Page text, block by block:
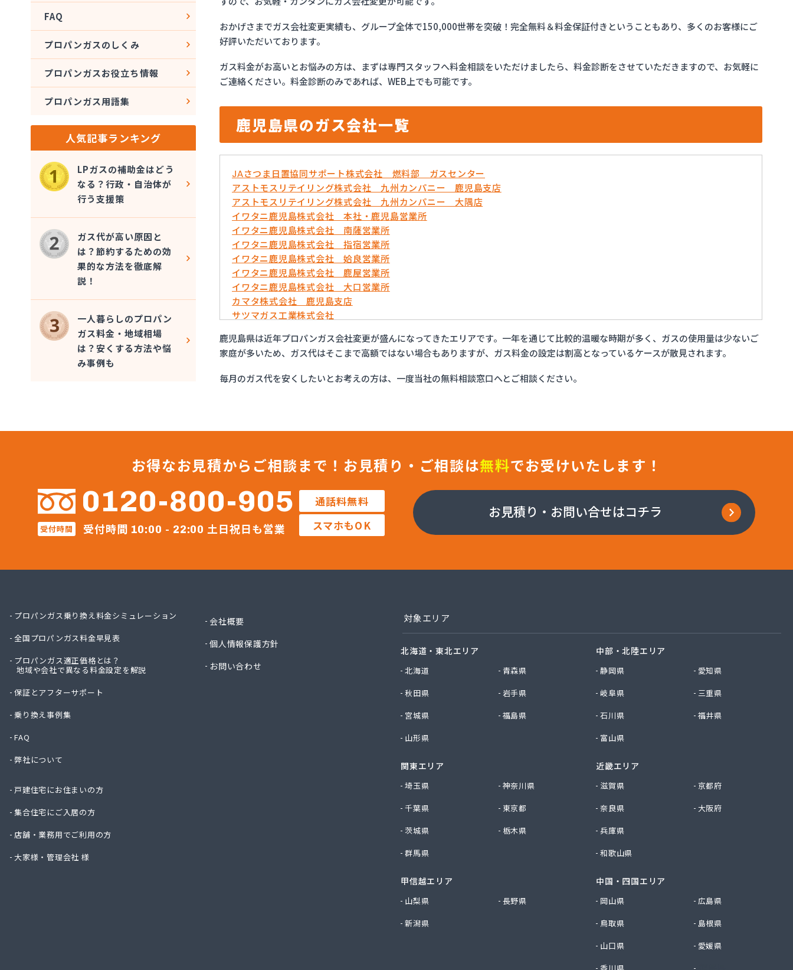
おかげさまでガス会社変更実績も、グループ全体で150,000世帯を突破！完全無料＆料金保証付きということもあり、多くのお客様にご
好評いただいております。
ガス料金がお高いとお悩みの方は、まずは専門スタッフへ料金相談をいただけましたら、料金診断をさせていただきますので、お気軽に
ご連絡ください。料金診断のみであれば、WEB上でも可能です。
鹿児島県のガス会社一覧
JAさつま日置協同サポート株式会社 燃料部 ガスセンター
アストモスリテイリング株式会社 九州カンパニー 鹿児島支店
アストモスリテイリング株式会社 九州カンパニー 大隅店
イワタニ鹿児島株式会社 本社・鹿児島営業所
イワタニ鹿児島株式会社 南薩営業所
イワタニ鹿児島株式会社 指宿営業所
イワタニ鹿児島株式会社 姶良営業所
イワタニ鹿児島株式会社 鹿屋営業所
イワタニ鹿児島株式会社 大口営業所
カマタ株式会社 鹿児島支店
サツマガス工業株式会社
サツマ酸素工業株式会社 本社
ダイマルガス
ホワイト設備ガス有限会社
マルヰガスイワタニ鹿児島株式会社
井上商工株式会社鹿児島LPガス供給センター
永田金物店
益屋商店
株式会社Misumi ミスミガス南鹿児島店
株式会社Misumi ミスミガス北鹿児島店
株式会社Misumi 鹿児島海上基地
株式会社エコア ナポリオートガスステーション
株式会社コーアオートガス
株式会社コーアガス日本
株式会社コーアガス日本 くらしの遊ｅｎ地コーア館
株式会社コーアガス日本 宮之浦工場
株式会社コーアガス日本 西郷団地営業所
株式会社ジェイエイエコパル 鹿児島事業所
株式会社ホームエネルギー南九州 鹿屋センター
株式会社レモンガスかごしま 鹿児島北支店
鹿児島県は近年プロパンガス会社変更が盛んになってきたエリアです。一年を通じて比較的温暖な時期が多く、ガスの使用量は少ないご
家庭が多いため、ガス代はそこまで高額ではない場合もありますが、ガス料金の設定は割高となっているケースが散見されます。
毎月のガス代を安くしたいとお考えの方は、一度当社の無料相談窓口へとご相談ください。
FAQ
プロパンガスのしくみ
プロパンガスお役立ち情報
プロパンガス用語集
人気記事ランキング
LPガスの補助金はどう
なる？行政・自治体が
行う支援策
ガス代が高い原因と
は？節約するための効
果的な方法を徹底解
説！
一人暮らしのプロパン
ガス料金・地域相場
は？安くする方法や悩
み事例も
お得なお見積からご相談まで！ お見積り・ご相談は無料でお受けいたします！
0120-800-905
受付時間 受付時間 10:00 - 22:00 土日祝日も営業
通話料無料
スマホもOK
お見積り・お問い合せはコチラ
プロパンガス乗り換え料金シミュレーション
全国プロパンガス料金早見表
プロパンガス適正価格とは？
地域や会社で異なる料金設定を解説
保証とアフターサポート
乗り換え事例集
FAQ
弊社について
戸建住宅にお住まいの方
集合住宅にご入居の方
店舗・業務用でご利用の方
大家様・管理会社 様
会社概要
個人情報保護方針
お問い合わせ
対象エリア
北海道・東北エリア
北海道
青森県
秋田県
岩手県
宮城県
福島県
山形県
関東エリア
埼玉県
神奈川県
千葉県
東京都
茨城県
栃木県
群馬県
甲信越エリア
山梨県
長野県
新潟県
中部・北陸エリア
静岡県
愛知県
岐阜県
三重県
石川県
福井県
富山県
近畿エリア
滋賀県
京都府
奈良県
大阪府
兵庫県
和歌山県
中国・四国エリア
岡山県
広島県
鳥取県
島根県
山口県
愛媛県